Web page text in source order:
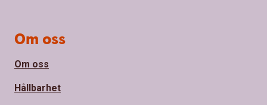
Om oss
Om oss
Hållbarhet